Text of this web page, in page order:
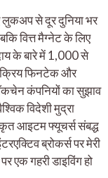
से दूर दुनिया भर
वित्त मैग्नेट के लिए
के बारे में 1,000 से
फिनटेक और
कंपनियों का सुझाव
विदेशी मुद्रा
आइटम फ्यूचर्स संबद्ध
ब्रोकर्स पर मेरी
एक गहरी डाइविंग हो